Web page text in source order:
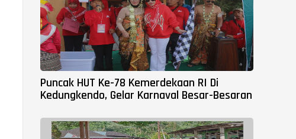
Puncak HUT Ke-78 Kemerdekaan RI Di
Kedungkendo, Gelar Karnaval Besar-Besaran